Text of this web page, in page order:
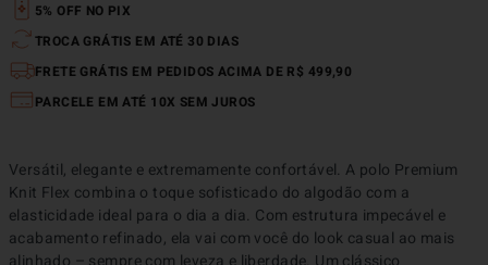
5% OFF NO PIX
TROCA GRÁTIS EM ATÉ 30 DIAS
FRETE GRÁTIS EM PEDIDOS ACIMA DE R$ 499,90
PARCELE EM ATÉ 10X SEM JUROS
Versátil, elegante e extremamente confortável. A polo Premium
Knit Flex combina o toque sofisticado do algodão com a
elasticidade ideal para o dia a dia. Com estrutura impecável e
acabamento refinado, ela vai com você do look casual ao mais